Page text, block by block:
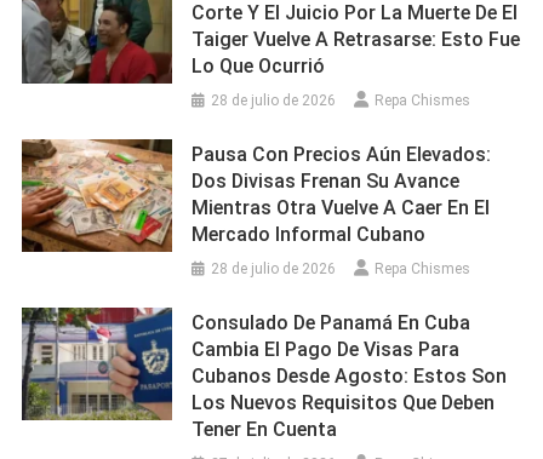
Corte Y El Juicio Por La Muerte De El
Taiger Vuelve A Retrasarse: Esto Fue
Lo Que Ocurrió
28 de julio de 2026 Repa Chismes
Pausa Con Precios Aún Elevados:
Dos Divisas Frenan Su Avance
Mientras Otra Vuelve A Caer En El
Mercado Informal Cubano
28 de julio de 2026 Repa Chismes
Consulado De Panamá En Cuba
Cambia El Pago De Visas Para
Cubanos Desde Agosto: Estos Son
Los Nuevos Requisitos Que Deben
Tener En Cuenta